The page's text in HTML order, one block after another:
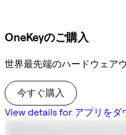
OneKeyのご購入
世界最先端のハードウェア
今すぐ購入
View details for アプリをダ